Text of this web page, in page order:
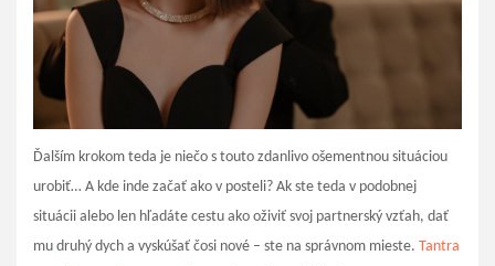
Ďalším krokom teda je niečo s touto zdanlivo ošementnou situáciou
urobiť… A kde inde začať ako v posteli? Ak ste teda v podobnej
situácii alebo len hľadáte cestu ako oživiť svoj partnerský vzťah, dať
mu druhý dych a vyskúšať čosi nové – ste na správnom mieste. Tantra